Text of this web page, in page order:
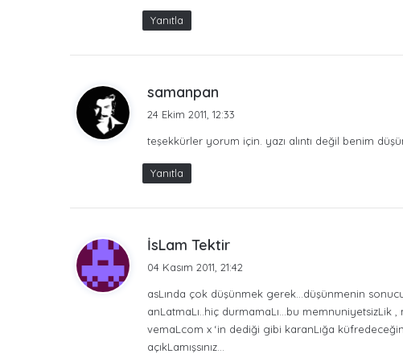
k
i
Yanıtla
samanpan
i
24 Ekim 2011, 12:33
teşekkürler yorum için. yazı alıntı değil benim
Yanıtla
İsLam Tektir
i
k
i
04 Kasım 2011, 21:42
asLında çok düşünmek gerek…düşünmenin
anLatmaLı..hiç durmamaLı…bu memnuniyetsizLik
vemaLcom x ‘in dediği gibi karanLığa
açıkLamışsınız…